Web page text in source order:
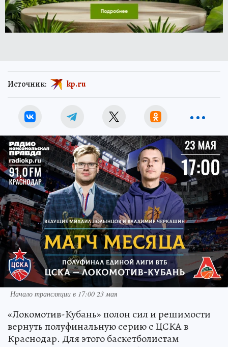
Источник: kp.ru
Начало трансляции в 17:00 23 мая
«Локомотив-Кубань» полон сил и решимости
вернуть полуфинальную серию с ЦСКА в
Краснодар. Для этого баскетболистам